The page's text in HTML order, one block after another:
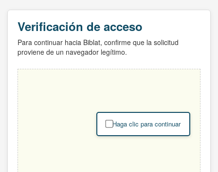
Verificación de acceso
Para continuar hacia Biblat, confirme que la solicitud
proviene de un navegador legítimo.
Haga clic para continuar